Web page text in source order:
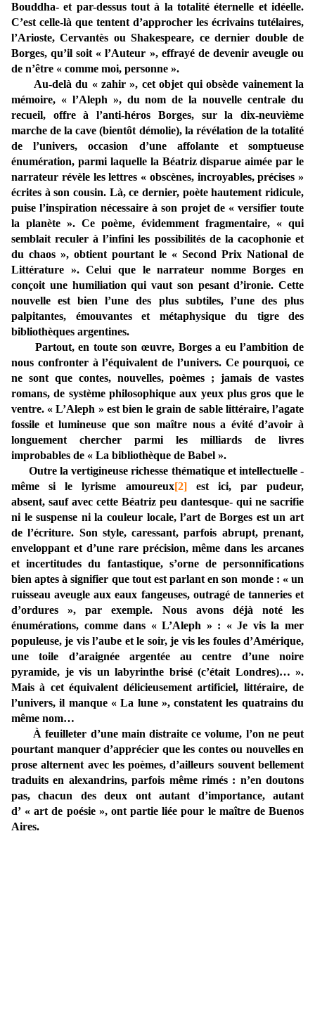
Bouddha- et par-dessus tout à la totalité éternelle et idéelle.
C’est celle-là que tentent d’approcher les écrivains tutélaires,
l’Arioste, Cervantès ou Shakespeare, ce dernier double de
Borges, qu’il soit « l’Auteur », effrayé de devenir aveugle ou
de n’être « comme moi, personne ».
Au-delà du « zahir », cet objet qui obsède vainement la
mémoire, « l’Aleph », du nom de la nouvelle centrale du
recueil, offre à l’anti-héros Borges, sur la dix-neuvième
marche de la cave (bientôt démolie), la révélation de la totalité
de l’univers, occasion d’une affolante et somptueuse
énumération, parmi laquelle la Béatriz disparue aimée par le
narrateur révèle les lettres « obscènes, incroyables, précises »
écrites à son cousin. Là, ce dernier, poète hautement ridicule,
puise l’inspiration nécessaire à son projet de « versifier toute
la planète ». Ce poème, évidemment fragmentaire, « qui
semblait reculer à l’infini les possibilités de la cacophonie et
du chaos », obtient pourtant le « Second Prix National de
Littérature ». Celui que le narrateur nomme Borges en
conçoit une humiliation qui vaut son pesant d’ironie. Cette
nouvelle est bien l’une des plus subtiles, l’une des plus
palpitantes, émouvantes et métaphysique du tigre des
bibliothèques argentines.
Partout, en toute son œuvre, Borges a eu l’ambition de
nous confronter à l’équivalent de l’univers. Ce pourquoi, ce
ne sont que contes, nouvelles, poèmes ; jamais de vastes
romans, de système philosophique aux yeux plus gros que le
ventre. « L’Aleph » est bien le grain de sable littéraire, l’agate
fossile et lumineuse que son maître nous a évité d’avoir à
longuement chercher parmi les milliards de livres
improbables de « La bibliothèque de Babel ».
Outre la vertigineuse richesse thématique et intellectuelle -
même si le lyrisme amoureux[2]
est ici, par pudeur,
absent, sauf avec cette Béatriz peu dantesque- qui ne sacrifie
ni le suspense ni la couleur locale, l’art de Borges est un art
de l’écriture. Son style, caressant, parfois abrupt, prenant,
enveloppant et d’une rare précision, même dans les arcanes
et incertitudes du fantastique, s’orne de personnifications
bien aptes à signifier que tout est parlant en son monde : « un
ruisseau aveugle aux eaux fangeuses, outragé de tanneries et
d’ordures », par exemple. Nous avons déjà noté les
énumérations, comme dans « L’Aleph » : « Je vis la mer
populeuse, je vis l’aube et le soir, je vis les foules d’Amérique,
une toile d’araignée argentée au centre d’une noire
pyramide, je vis un labyrinthe brisé (c’était Londres)… ».
Mais à cet équivalent délicieusement artificiel, littéraire, de
l’univers, il manque « La lune », constatent les quatrains du
même nom…
À feuilleter d’une main distraite ce volume, l’on ne peut
pourtant manquer d’apprécier que les contes ou nouvelles en
prose alternent avec les poèmes, d’ailleurs souvent bellement
traduits en alexandrins, parfois même rimés : n’en doutons
pas, chacun des deux ont autant d’importance, autant
d’ « art de poésie », ont partie liée pour le maître de Buenos
Aires.